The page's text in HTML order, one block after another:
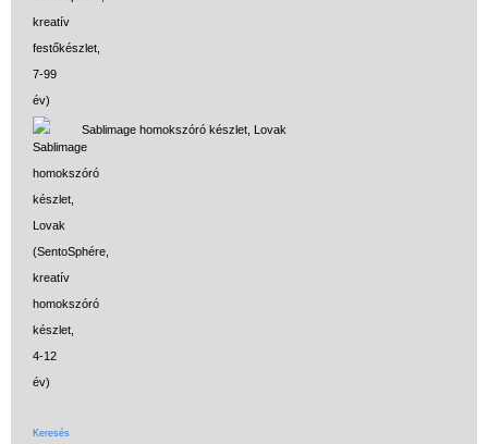
Sablimage homokszóró készlet, Lovak
Keresés